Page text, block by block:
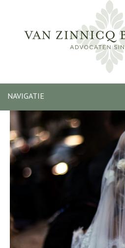
NAVIGATIE